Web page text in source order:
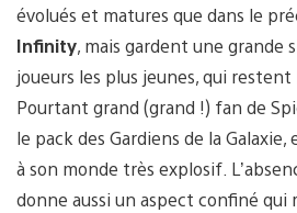
évolués et matures que dans le
Infinity, mais gardent une grande
joueurs les plus jeunes, qui
Pourtant grand (grand !) fan de
le pack des Gardiens de la
à son monde très explosif.
donne aussi un aspect confiné qui